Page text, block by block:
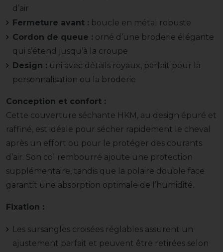
d’air
Fermeture avant : boucle en métal robuste
Cordon de queue : orné d’une broderie élégante
qui s’étend jusqu’à la croupe
Design : uni avec détails royaux, parfait pour la
personnalisation ou la broderie
Conception et confort :
Cette couverture séchante HKM, au design épuré et
raffiné, est idéale pour sécher rapidement le cheval
après un effort ou pour le protéger des courants
d’air. Son col rembourré ajoute une protection
supplémentaire, tandis que la polaire double face
garantit une absorption optimale de l’humidité.
Fixation :
Les sursangles croisées réglables assurent un
ajustement parfait et peuvent être retirées selon